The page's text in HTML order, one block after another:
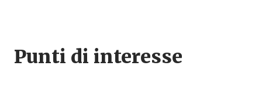
Punti di interesse